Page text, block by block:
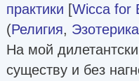
практики [Wicca for
(Религия, Эзотерика
На мой
существу и без